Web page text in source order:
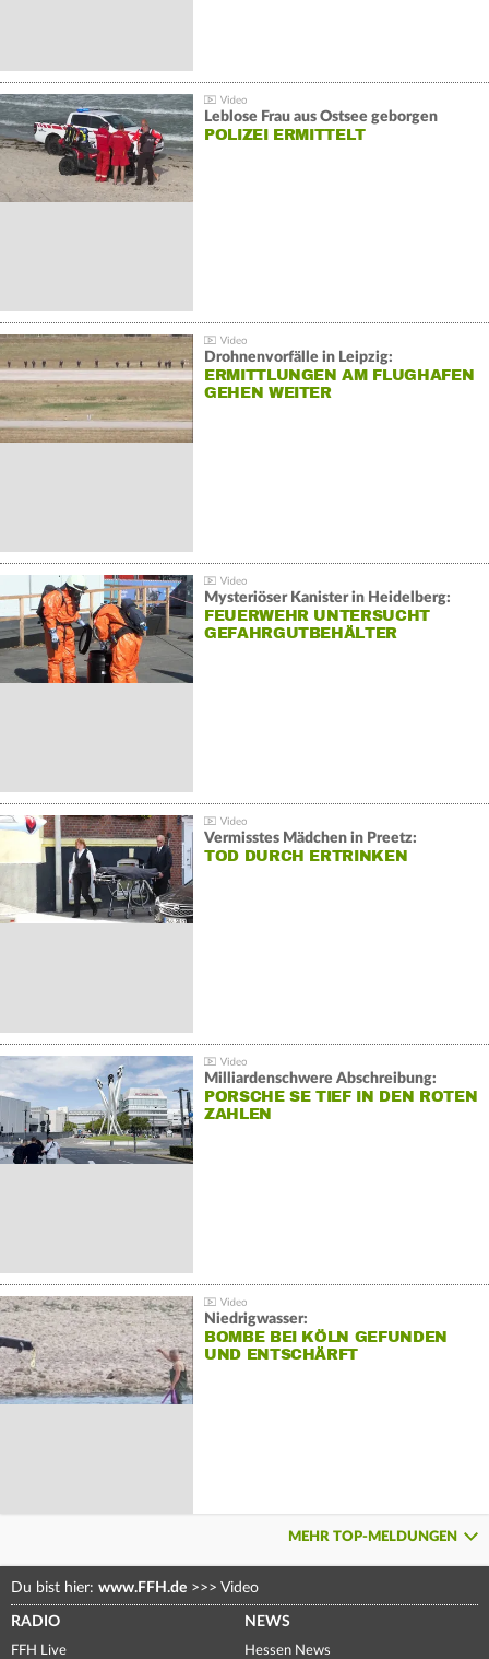
Leblose Frau aus Ostsee geborgen
POLIZEI ERMITTELT
Drohnenvorfälle in Leipzig:
ERMITTLUNGEN AM FLUGHAFEN
GEHEN WEITER
Mysteriöser Kanister in Heidelberg:
FEUERWEHR UNTERSUCHT
GEFAHRGUTBEHÄLTER
Vermisstes Mädchen in Preetz:
TOD DURCH ERTRINKEN
Milliardenschwere Abschreibung:
PORSCHE SE TIEF IN DEN ROTEN
ZAHLEN
Niedrigwasser:
BOMBE BEI KÖLN GEFUNDEN
UND ENTSCHÄRFT
MEHR TOP-MELDUNGEN
Du bist hier: www.FFH.de >>> Video
RADIO
FFH Live
NEWS
Hessen News